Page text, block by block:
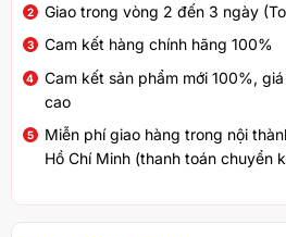
Giao trong vòng 2 đến 3 ngày
Cam kết hàng chính hãng 100%
Cam kết sản phẩm mới 100%,
cao
Miễn phí giao hàng trong nội
Hồ Chí Minh (thanh toán chuyển